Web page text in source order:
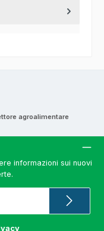
agroalimentare
informazioni sui nuovi